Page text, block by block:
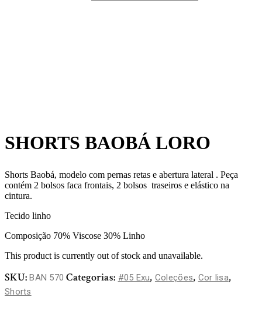
SHORTS BAOBÁ LORO
Shorts Baobá, modelo com pernas retas e abertura lateral . Peça
contém 2 bolsos faca frontais, 2 bolsos traseiros e elástico na
cintura.
Tecido linho
Composição 70% Viscose 30% Linho
This product is currently out of stock and unavailable.
SKU:BAN 570 Categorias: #05 Exu, Coleções, Cor lisa,
Shorts